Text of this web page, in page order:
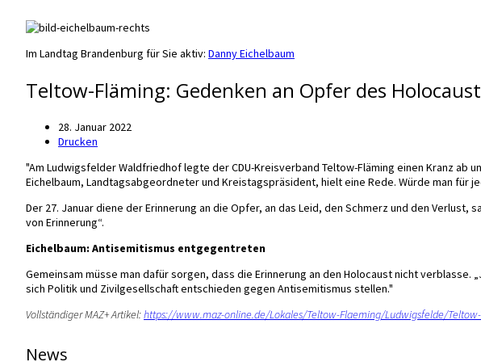
Im Landtag Brandenburg für Sie aktiv: Danny Eichelbaum
Teltow-Fläming: Gedenken an Opfer des
28. Januar 2022
Drucken
"Am Ludwigsfelder Waldfriedhof legte der CDU-Kreisverband Teltow-Fläming einen Kranz
Eichelbaum, Landtagsabgeordneter und Kreistagspräsident, hielt eine Rede. Würde man für
Der 27. Januar diene der Erinnerung an die Opfer, an das Leid, den Schmerz und den
von Erinnerung“.
Eichelbaum: Antisemitismus entgegentreten
Gemeinsam müsse man dafür sorgen, dass die Erinnerung an den Holocaust nicht
sich Politik und Zivilgesellschaft entschieden gegen Antisemitismus stellen."
Vollständiger MAZ+ Artikel:https://www.maz-online.de/Lokales/Teltow-Flaeming/Ludwigsfelde/
News